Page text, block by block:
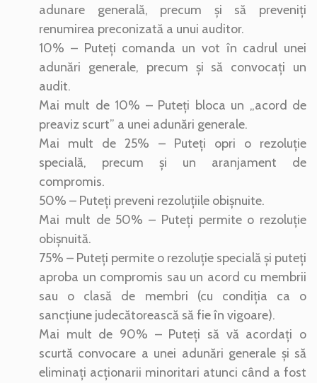
adunare generală, precum și să preveniți
renumirea preconizată a unui auditor.
10% – Puteți comanda un vot în cadrul unei
adunări generale, precum și să convocați un
audit.
Mai mult de 10% – Puteți bloca un „acord de
preaviz scurt” a unei adunări generale.
Mai mult de 25% – Puteți opri o rezoluție
specială, precum și un aranjament de
compromis.
50% – Puteți preveni rezoluțiile obișnuite.
Mai mult de 50% – Puteți permite o rezoluție
obișnuită.
75% – Puteți permite o rezoluție specială și puteți
aproba un compromis sau un acord cu membrii
sau o clasă de membri (cu condiția ca o
sancțiune judecătorească să fie în vigoare).
Mai mult de 90% – Puteți să vă acordați o
scurtă convocare a unei adunări generale și să
eliminați acționarii minoritari atunci când a fost